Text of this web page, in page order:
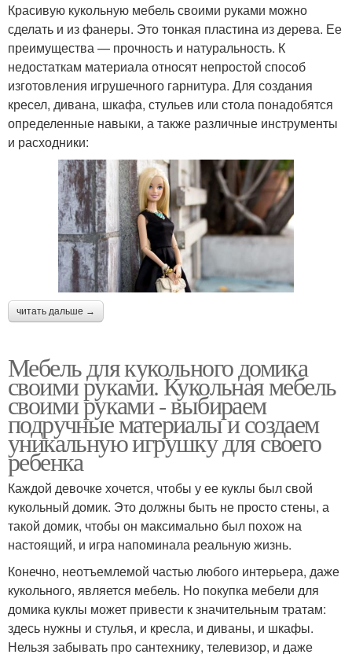
Красивую кукольную мебель своими руками можно
сделать и из фанеры. Это тонкая пластина из дерева. Ее
преимущества — прочность и натуральность. К
недостаткам материала относят непростой способ
изготовления игрушечного гарнитура. Для создания
кресел, дивана, шкафа, стульев или стола понадобятся
определенные навыки, а также различные инструменты
и расходники:
читать дальше →
Мебель для кукольного домика
своими руками. Кукольная мебель
своими руками - выбираем
подручные материалы и создаем
уникальную игрушку для своего
ребенка
Каждой девочке хочется, чтобы у ее куклы был свой
кукольный домик. Это должны быть не просто стены, а
такой домик, чтобы он максимально был похож на
настоящий, и игра напоминала реальную жизнь.
Конечно, неотъемлемой частью любого интерьера, даже
кукольного, является мебель. Но покупка мебели для
домика куклы может привести к значительным тратам:
здесь нужны и стулья, и кресла, и диваны, и шкафы.
Нельзя забывать про сантехнику, телевизор, и даже